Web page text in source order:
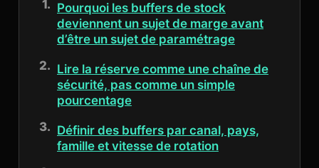
Pourquoi les buffers de stock
deviennent un sujet de marge avant
d’être un sujet de paramétrage
Lire la réserve comme une chaîne de
sécurité, pas comme un simple
pourcentage
Définir des buffers par canal, pays,
famille et vitesse de rotation